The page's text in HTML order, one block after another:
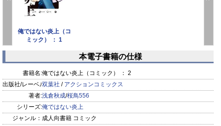
俺ではない炎上（コ
ミック） ： 1
prev next
本電子書籍の仕様
書籍名:俺ではない炎上（コミック） ： 2
出版社/レーベル:双葉社 / アクションコミックス
著者:浅倉秋成/桜鳥556
シリーズ:俺ではない炎上
ジャンル： 成人向書籍 コミック